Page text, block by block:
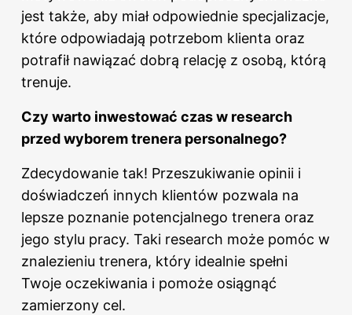
jest także, aby miał odpowiednie specjalizacje,
które odpowiadają potrzebom klienta oraz
potrafił nawiązać dobrą relację z osobą, którą
trenuje.
Czy warto inwestować czas w research
przed wyborem trenera personalnego?
Zdecydowanie tak! Przeszukiwanie opinii i
doświadczeń innych klientów pozwala na
lepsze poznanie potencjalnego trenera oraz
jego stylu pracy. Taki research może pomóc w
znalezieniu trenera, który idealnie spełni
Twoje oczekiwania i pomoże osiągnąć
zamierzony cel.